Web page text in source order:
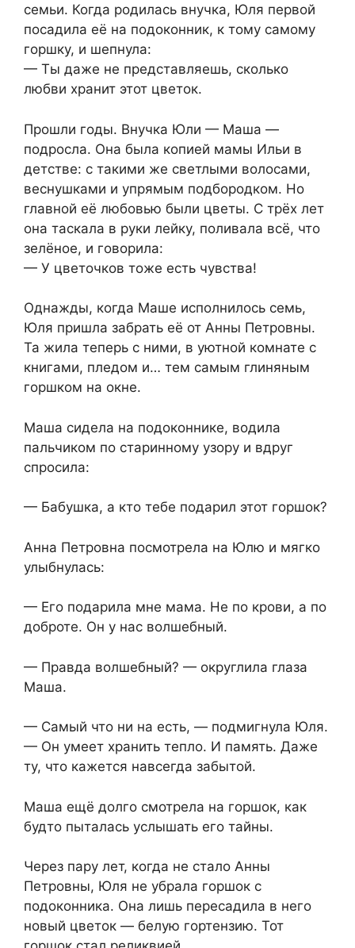
семьи. Когда родилась внучка, Юля первой
посадила её на подоконник, к тому самому
горшку, и шепнула:
— Ты даже не представляешь, сколько
любви хранит этот цветок.
Прошли годы. Внучка Юли — Маша —
подросла. Она была копией мамы Ильи в
детстве: с такими же светлыми волосами,
веснушками и упрямым подбородком. Но
главной её любовью были цветы. С трёх лет
она таскала в руки лейку, поливала всё, что
зелёное, и говорила:
— У цветочков тоже есть чувства!
Однажды, когда Маше исполнилось семь,
Юля пришла забрать её от Анны Петровны.
Та жила теперь с ними, в уютной комнате с
книгами, пледом и… тем самым глиняным
горшком на окне.
Маша сидела на подоконнике, водила
пальчиком по старинному узору и вдруг
спросила:
— Бабушка, а кто тебе подарил этот горшок?
Анна Петровна посмотрела на Юлю и мягко
улыбнулась:
— Его подарила мне мама. Не по крови, а по
доброте. Он у нас волшебный.
— Правда волшебный? — округлила глаза
Маша.
— Самый что ни на есть, — подмигнула Юля.
— Он умеет хранить тепло. И память. Даже
ту, что кажется навсегда забытой.
Маша ещё долго смотрела на горшок, как
будто пыталась услышать его тайны.
Через пару лет, когда не стало Анны
Петровны, Юля не убрала горшок с
подоконника. Она лишь пересадила в него
новый цветок — белую гортензию. Тот